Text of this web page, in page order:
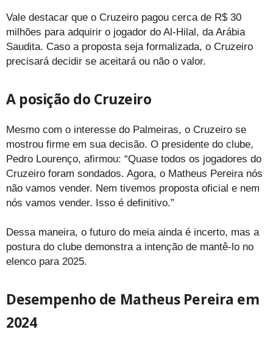
Vale destacar que o Cruzeiro pagou cerca de R$ 30
milhões para adquirir o jogador do Al-Hilal, da Arábia
Saudita. Caso a proposta seja formalizada, o Cruzeiro
precisará decidir se aceitará ou não o valor.
A posição do Cruzeiro
Mesmo com o interesse do Palmeiras, o Cruzeiro se
mostrou firme em sua decisão. O presidente do clube,
Pedro Lourenço, afirmou: “Quase todos os jogadores do
Cruzeiro foram sondados. Agora, o Matheus Pereira nós
não vamos vender. Nem tivemos proposta oficial e nem
nós vamos vender. Isso é definitivo.”
Dessa maneira, o futuro do meia ainda é incerto, mas a
postura do clube demonstra a intenção de mantê-lo no
elenco para 2025.
Desempenho de Matheus Pereira em
2024